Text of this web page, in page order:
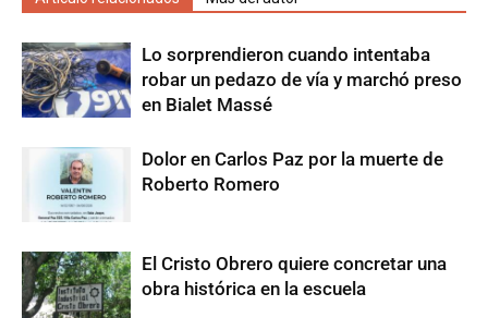
Lo sorprendieron cuando intentaba
robar un pedazo de vía y marchó preso
en Bialet Massé
Dolor en Carlos Paz por la muerte de
Roberto Romero
El Cristo Obrero quiere concretar una
obra histórica en la escuela